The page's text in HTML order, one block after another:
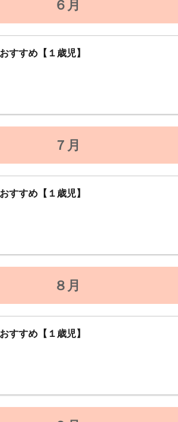
６月
すすめ【１歳児】
７月
すすめ【１歳児】
８月
すすめ【１歳児】